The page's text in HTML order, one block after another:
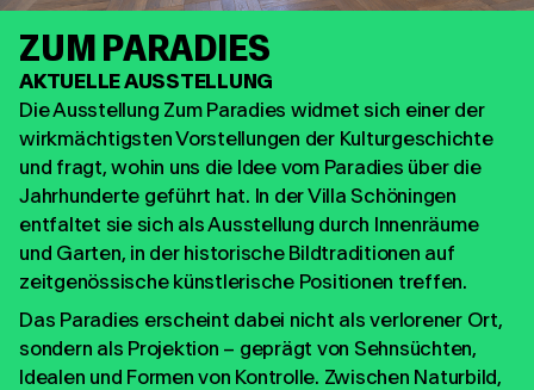
ZUM PARADIES
AKTUELLE AUSSTELLUNG
Die Ausstellung Zum Paradies widmet sich einer der
wirkmächtigsten Vorstellungen der Kulturgeschichte
und fragt, wohin uns die Idee vom Paradies über die
Jahrhunderte geführt hat. In der Villa Schöningen
entfaltet sie sich als Ausstellung durch Innenräume
und Garten, in der historische Bildtraditionen auf
zeitgenössische künstlerische Positionen treffen.
Das Paradies erscheint dabei nicht als verlorener Ort,
sondern als Projektion – geprägt von Sehnsüchten,
Idealen und Formen von Kontrolle. Zwischen Naturbild,